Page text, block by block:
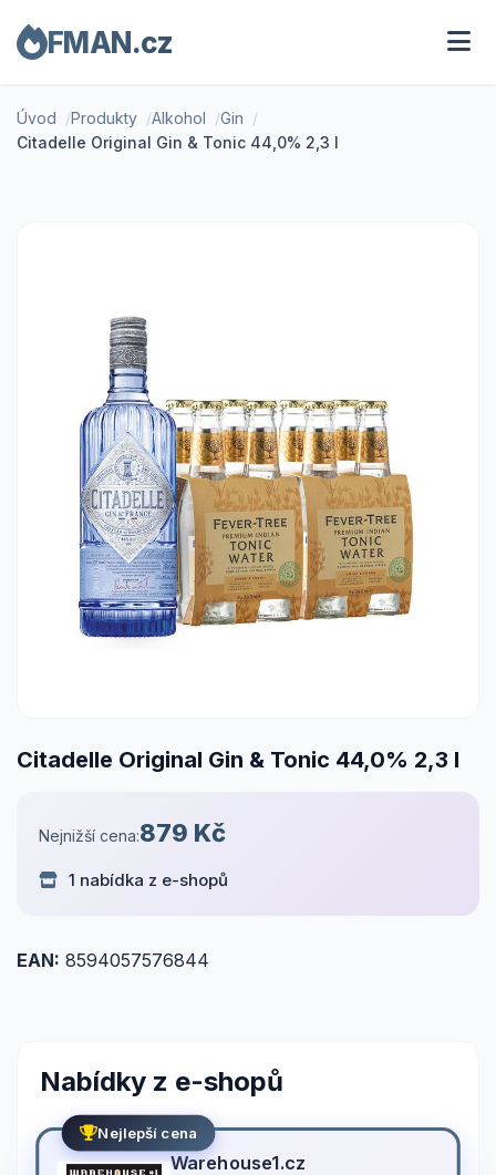
FMAN.cz
Úvod Produkty Alkohol
Gin
Citadelle Original Gin & Tonic 44,0% 2,3 l
Citadelle Original Gin & Tonic 44,0% 2,3 l
Nejnižší cena:879 Kč
1 nabídka z e-shopů
EAN: 8594057576844
Nabídky z e-shopů
Nejlepší cena
Warehouse1.cz